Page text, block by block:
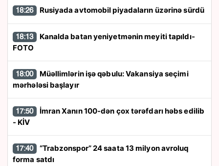
18:26 Rusiyada avtomobil piyadaların üzərinə sürdü
18:13
FOTO
18:00
mərhələsi başlayır
17:50
- KİV
17:40
forma satdı